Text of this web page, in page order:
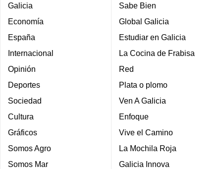
Galicia
Economía
España
Internacional
Opinión
Deportes
Sociedad
Cultura
Gráficos
Somos Agro
Somos Mar
Sabe Bien
Global Galicia
Estudiar en Galicia
La Cocina de Frabisa
Red
Plata o plomo
Ven A Galicia
Enfoque
Vive el Camino
La Mochila Roja
Galicia Innova